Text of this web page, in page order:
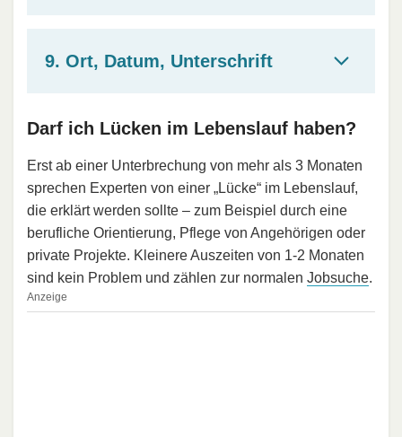
9. Ort, Datum, Unterschrift
Darf ich Lücken im Lebenslauf haben?
Erst ab einer Unterbrechung von mehr als 3 Monaten
sprechen Experten von einer „Lücke“ im Lebenslauf,
die erklärt werden sollte – zum Beispiel durch eine
berufliche Orientierung, Pflege von Angehörigen oder
private Projekte. Kleinere Auszeiten von 1-2 Monaten
sind kein Problem und zählen zur normalen Jobsuche.
Anzeige